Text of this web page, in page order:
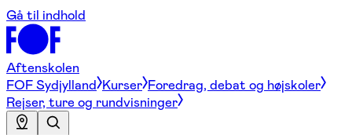
Gå til indhold
Aftenskolen
FOF Sydjylland Kurser Foredrag, debat og højskoler
Rejser, ture og rundvisninger